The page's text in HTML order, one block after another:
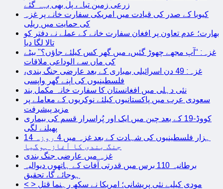
زرعی زمین تباہ، پل بھی بہہ گئے
کیوبا کے صدر کی قیادت میں امریکی سفارت خانے پر غزہ
کی حمایت میں ریلی
بھارت؛ عدم تعاون پر افغان سفارت خانے کے عملے نے دفتر کو
تالا لگا دیا
غزہ: “آپ مجھے چھوڑ گئیں، میں گھر کس کیلئے جاؤں؟” بیٹے
کی ماں سے الوداعی ملاقات
غزہ: 49 دن اسرائیلی بمباری کے بعد عارضی جنگ بندی،
فلسطینیوں کی اپنے گھر واپسی
نئی دہلی میں افغانستان کا سفارت خانہ مکمل بند
سعودی عرب میں پاکستانیوں کیلئے نوکریوں کے معاملے پر
مزید پیشرفت
کووڈ-19 کے بعد چین میں ایک اور پُراسرار قسم کی بیماری
پھیلنے لگی
14 ہزار فلسطینیوں کی شہادت کے بعد غزہ میں 4 روزہ
جنگ بندی کا آغاز ہوگیا
غزہ میں عارضی جنگ بندی
برطانیہ 110 برس میں قدرتی آفات کے ہاتھوں دیوالیہ
ہوجائے گا، تحقیق
< > مودی کیلیے نئی پریشانی؛ امریکا نے سکھ رہنما قتل